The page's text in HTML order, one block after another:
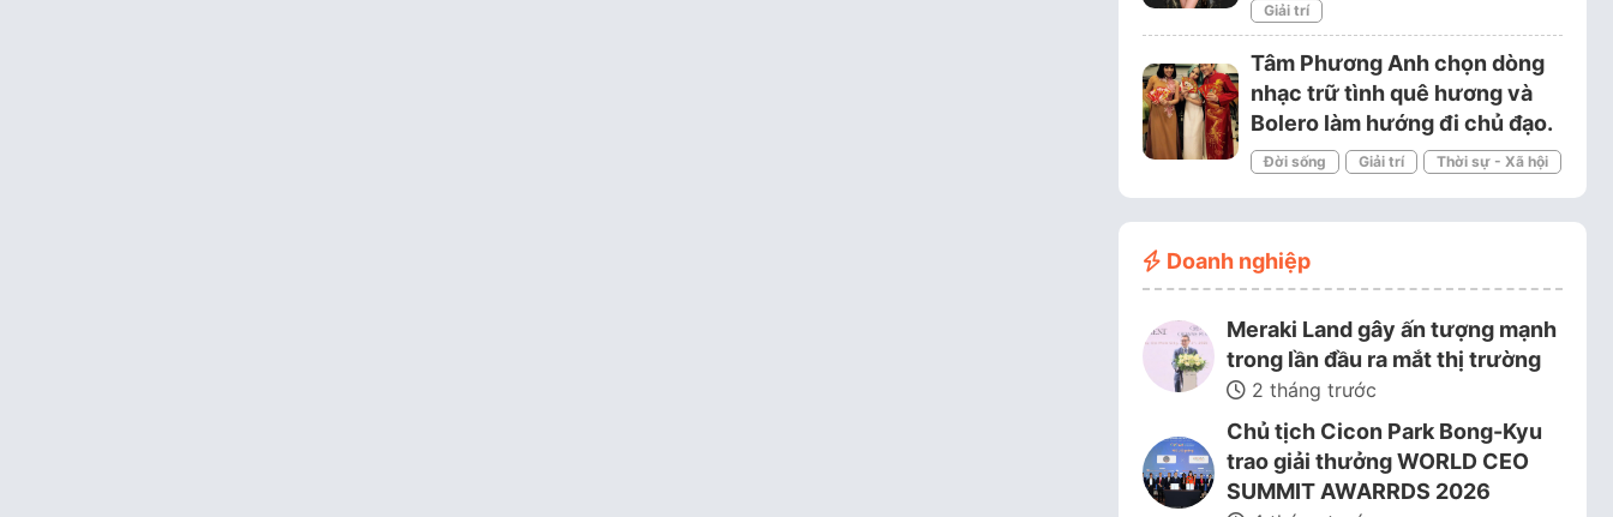
Giải trí
Tâm Phương Anh chọn dòng
nhạc trữ tình quê hương và
Bolero làm hướng đi chủ đạo.
Đời sống Giải trí Thời sự - Xã hội
Doanh nghiệp
Meraki Land gây ấn tượng mạnh
trong lần đầu ra mắt thị trường
2 tháng trước
Chủ tịch Cicon Park Bong-Kyu
trao giải thưởng WORLD CEO
SUMMIT AWARRDS 2026